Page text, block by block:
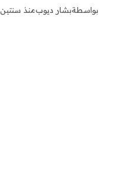
بواسطةبشار ديوبمنذ سنتين